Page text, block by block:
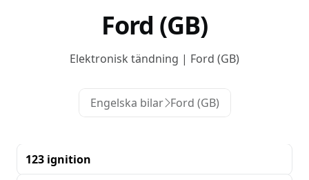
Ford (GB)
Elektronisk tändning | Ford (GB)
Engelska bilar Ford (GB)
123 ignition